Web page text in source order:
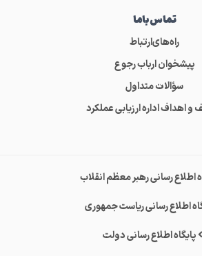
تماس‌باما
راه‌های‌ارتباط
پیشخوان ارباب رجوع
سؤالات متداول
و اهداف اداره ارزیابی عملکرد
اطلاع رسانی رهبر معظم انقلاب
اطلاع رسانی ریاست جمهوری
پایگاه اطلاع رسانی دولت